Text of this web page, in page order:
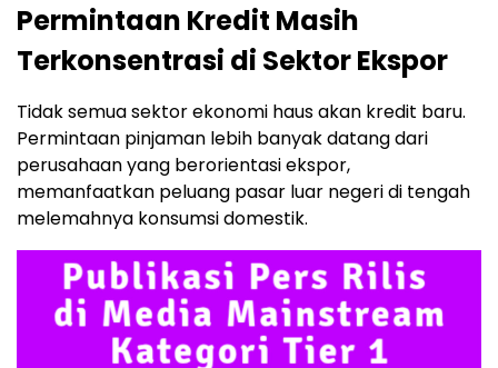
Permintaan Kredit Masih
Terkonsentrasi di Sektor Ekspor
Tidak semua sektor ekonomi haus akan kredit baru.
Permintaan pinjaman lebih banyak datang dari
perusahaan yang berorientasi ekspor,
memanfaatkan peluang pasar luar negeri di tengah
melemahnya konsumsi domestik.